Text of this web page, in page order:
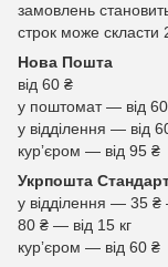
замовлень
строк може скласти
Нова Пошта
від 60 ₴
у поштомат — від
у відділення — від
курʼєром — від 95 ₴
Укрпошта
у відділення — 35
80 ₴ — від 15 кг
курʼєром — від 60 ₴